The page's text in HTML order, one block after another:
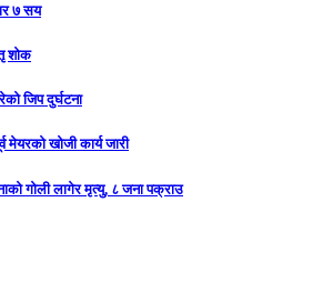
७ सय
शोक
जिप दुर्घटना
मेयरको खोजी कार्य जारी
गोली लागेर मृत्यु, ८ जना पक्राउ